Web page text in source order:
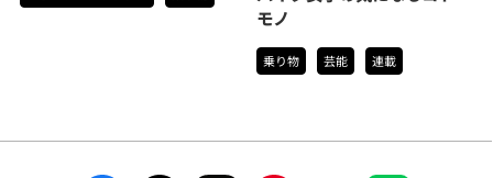
モノ
乗り物 芸能 連載